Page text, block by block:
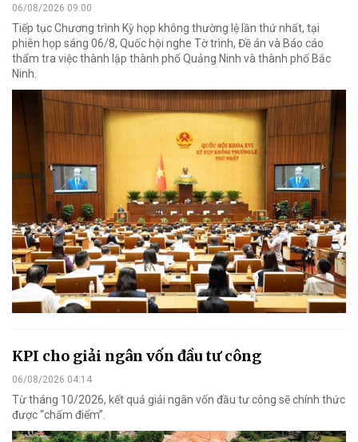
06/08/2026 09:00
Tiếp tục Chương trình Kỳ họp không thường lệ lần thứ nhất, tại
phiên họp sáng 06/8, Quốc hội nghe Tờ trình, Đề án và Báo cáo
thẩm tra việc thành lập thành phố Quảng Ninh và thành phố Bắc
Ninh.
KPI cho giải ngân vốn đầu tư công
06/08/2026 04:14
Từ tháng 10/2026, kết quả giải ngân vốn đầu tư công sẽ chính thức
được “chấm điểm”.